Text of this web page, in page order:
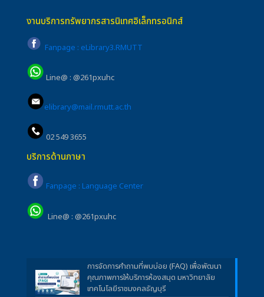
งานบริการทรัพยากรสารนิเทศอิเล็กทรอนิกส์
Fanpage : eLibrary3.RMUTT
Line@ : @261pxuhc
elibrary@mail.rmutt.ac.th
02 549 3655
บริการด้านภาษา
Fanpage : Language Center
Line@ : @261pxuhc
การจัดการคำถามที่พบบ่อย (FAQ) เพื่อพัฒนา
คุณภาพการให้บริการห้องสมุด มหาวิทยาลัย
เทคโนโลยีราชมงคลธัญบุรี